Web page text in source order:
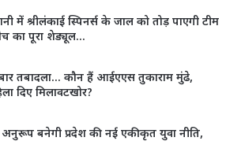
में श्रीलंकाई स्पिनर्स के जाल को तोड़ पाएगी टीम
का पूरा शेड्यूल…
तबादला… कौन हैं आईएएस तुकाराम मुंढे,
दिए मिलावटखोर?
बनेगी प्रदेश की नई एकीकृत युवा नीति,